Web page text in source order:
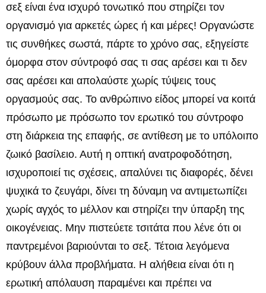
σεξ είναι ένα ισχυρό τονωτικό που στηρίζει τον
οργανισμό για αρκετές ώρες ή και μέρες! Οργανώστε
τις συνθήκες σωστά, πάρτε το χρόνο σας, εξηγείστε
όμορφα στον σύντροφό σας τι σας αρέσει και τι δεν
σας αρέσει και απολαύστε χωρίς τύψεις τους
οργασμούς σας. Το ανθρώπινο είδος μπορεί να κοιτά
πρόσωπο με πρόσωπο τον ερωτικό του σύντροφο
στη διάρκεια της επαφής, σε αντίθεση με το υπόλοιπο
ζωικό βασίλειο. Αυτή η οπτική ανατροφοδότηση,
ισχυροποιεί τις σχέσεις, απαλύνει τις διαφορές, δένει
ψυχικά το ζευγάρι, δίνει τη δύναμη να αντιμετωπίζει
χωρίς αγχός το μέλλον και στηρίζει την ύπαρξη της
οικογένειας. Μην πιστεύετε τσιτάτα που λένε ότι οι
παντρεμένοι βαριούνται το σεξ. Τέτοια λεγόμενα
κρύβουν άλλα προβλήματα. Η αλήθεια είναι ότι η
ερωτική απόλαυση παραμένει και πρέπει να